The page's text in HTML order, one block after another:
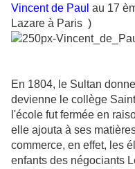
Vincent de Paul au 17
Lazare à Paris )
En 1804, le Sultan
devienne le collège
l'école fut fermée en
elle ajouta à ses
commerce, en effet, les
enfants des négociants